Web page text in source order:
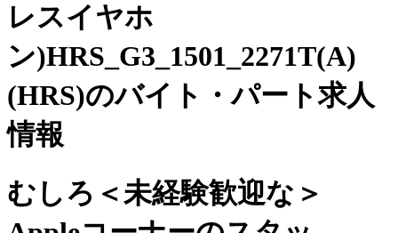
レスイヤホ
ン)HRS_G3_1501_2271T(A)
(HRS)のバイト・パート求人
情報
むしろ＜未経験歓迎な＞